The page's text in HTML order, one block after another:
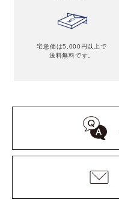
宅急便は5,000円以上で
送料無料です。